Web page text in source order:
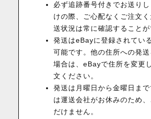
必ず追跡番号付きでお送り
けの際、ご心配なくご注文
送状況は常に確認することが
発送はeBayに登録されてい
可能です。他の住所への発
場合は、eBayで住所を変更
文ください。
発送は月曜日から金曜日ま
は運送会社がお休みのため
だけません。